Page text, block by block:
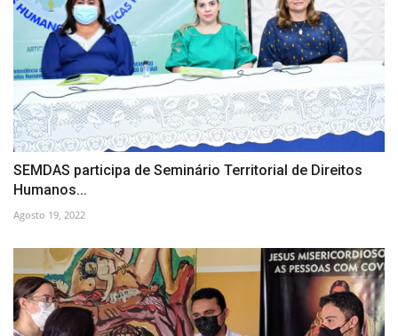
SEMDAS participa de Seminário Territorial de Direitos
Humanos...
Agosto 19, 2022